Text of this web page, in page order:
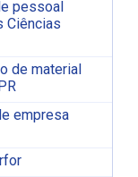
pessoal
Ciências
de material
empresa